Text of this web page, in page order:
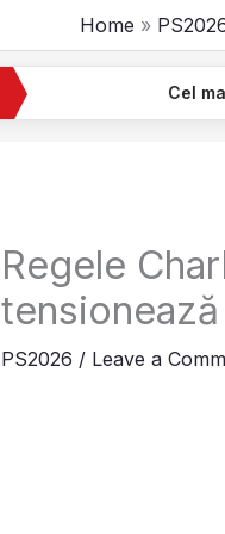
Home
Cel mai bogat izvor
Regele
PS2026 / Leave a